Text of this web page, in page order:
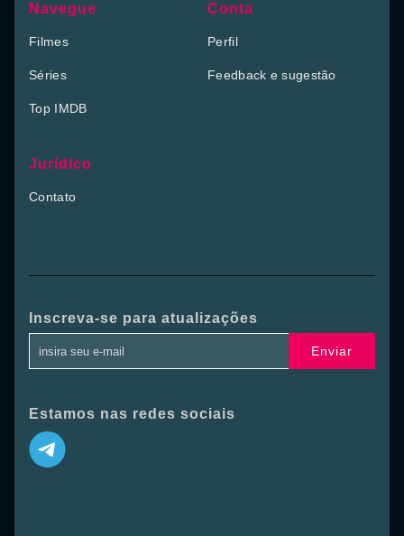
Navegue
Filmes
Séries
Top IMDB
Conta
Perfil
Feedback e sugestão
Jurídico
Contato
Inscreva-se para atualizações
Enviar
Estamos nas redes sociais